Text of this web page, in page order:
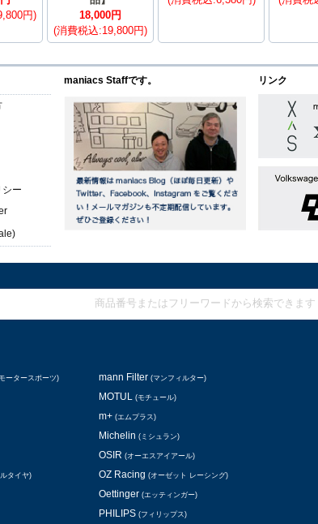
円)
18,000円
(消費税込:19,800円)
シー
maniacs Staffです。 リンク
ータースポーツ)
タイヤ)
mann Filter (マンフィルター)
MOTUL (モチュール)
m+ (エムプラス)
Michelin (ミシュラン)
OSIR (オーエスアイアール)
OZ Racing (オーゼット レーシング)
Oettinger (エッティンガー)
PHILIPS (フィリップス)